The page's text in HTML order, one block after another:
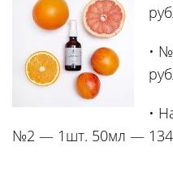
•
•
№2 — 1шт. 50мл —